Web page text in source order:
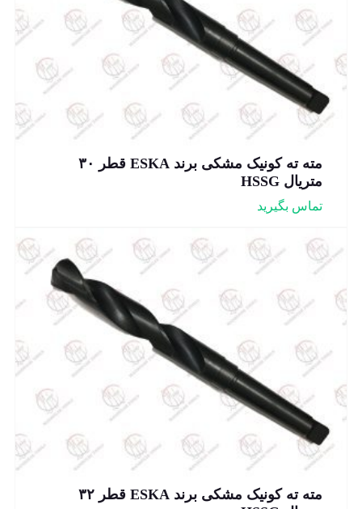
مته ته کونیک مشکی برند ESKA قطر ۳۰
متریال HSSG
تماس بگیرید
مته ته کونیک مشکی برند ESKA قطر ۳۲